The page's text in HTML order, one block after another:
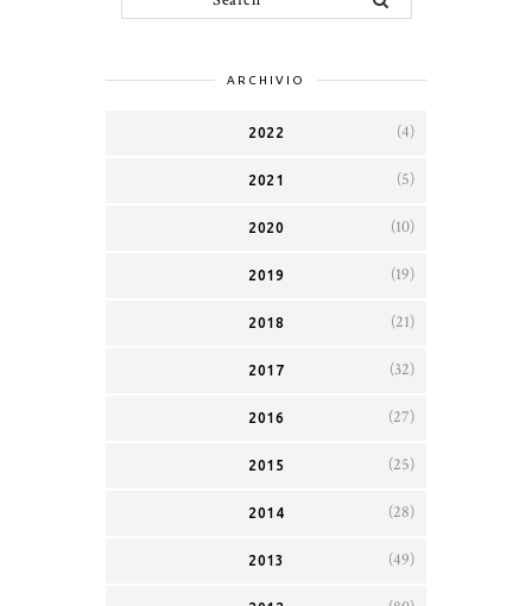
ARCHIVIO
2022 (4)
2021 (5)
2020 (10)
2019 (19)
2018 (21)
2017 (32)
2016 (27)
2015 (25)
2014 (28)
2013 (49)